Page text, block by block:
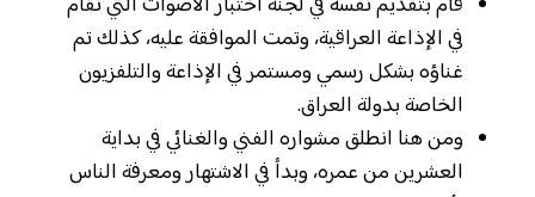
في الإذاعة العراقية، وتمت الموافقة عليه، كذلك تم
غناؤه بشكل رسمي ومستمر في الإذاعة والتلفزيون
الخاصة بدولة العراق.
ومن هنا انطلق مشواره الفني والغنائي في بداية
العشرين من عمره، وبدأ في الاشتهار ومعرفة الناس